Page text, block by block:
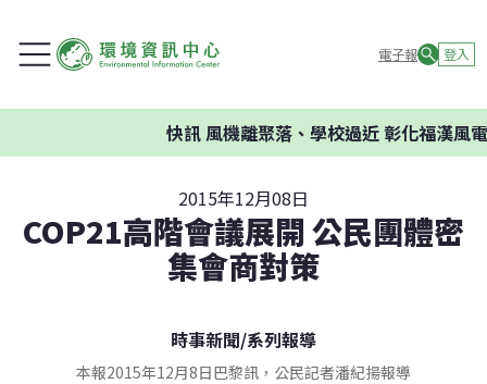
電子報 登入
快訊風機離聚落、學校過近 彰化福漢風電
2015年12月08日
COP21高階會議展開 公民團體密
集會商對策
時事新聞/系列報導
本報2015年12月8日巴黎訊，公民記者潘紀揚報導